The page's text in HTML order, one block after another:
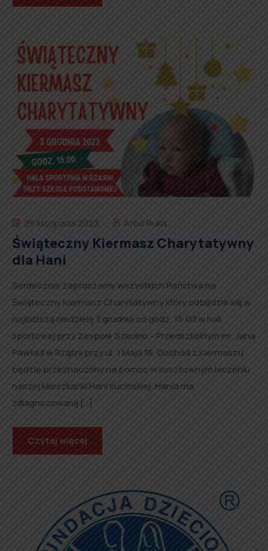
29 listopada 2023 Artur Ruka
Świąteczny Kiermasz Charytatywny
dla Hani
Serdecznie zapraszamy wszystkich Państwa na
Świąteczny Kiermasz Charytatywny który odbędzie się w
najbliższą niedzielę 3 grudnia od godz. 15.00 w hali
sportowej przy Zespole Szkolno – Przedszkolnym im. Jana
Pawła II w Rząśni przy ul. 1 Maja 16. Dochód z Kiermaszu
będzie przeznaczony na pomoc w kosztownym leczeniu
naszej Mieszkanki Hani Kucińskiej. Hania ma
zdiagnozowaną […]
Czytaj więcej